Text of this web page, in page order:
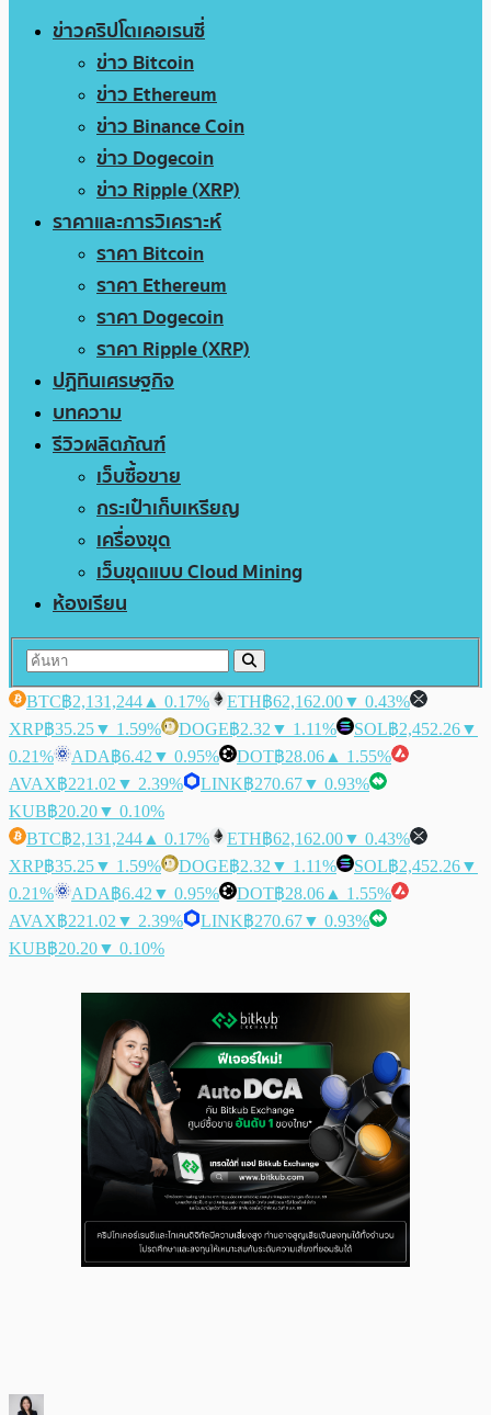
ข่าวคริปโตเคอเรนซี่
ข่าว Bitcoin
ข่าว Ethereum
ข่าว Binance Coin
ข่าว Dogecoin
ข่าว Ripple (XRP)
ราคาและการวิเคราะห์
ราคา Bitcoin
ราคา Ethereum
ราคา Dogecoin
ราคา Ripple (XRP)
ปฏิทินเศรษฐกิจ
บทความ
รีวิวผลิตภัณฑ์
เว็บซื้อขาย
กระเป๋าเก็บเหรียญ
เครื่องขุด
เว็บขุดแบบ Cloud Mining
ห้องเรียน
BTC฿2,131,244 ▲ 0.17% ETH฿62,162.00▼ 0.43%
XRP฿35.25▼ 1.59% DOGE฿2.32 ▼ 1.11% SOL฿2,452.26▼
0.21%
ADA฿6.42 ▼ 0.95% DOT฿28.06 ▲ 1.55%
AVAX฿221.02 ▼ 2.39% LINK฿270.67▼ 0.93%
KUB฿20.20▼ 0.10%
BTC฿2,131,244 ▲ 0.17% ETH฿62,162.00▼ 0.43%
XRP฿35.25▼ 1.59% DOGE฿2.32 ▼ 1.11% SOL฿2,452.26▼
0.21%
ADA฿6.42 ▼ 0.95% DOT฿28.06 ▲ 1.55%
AVAX฿221.02 ▼ 2.39% LINK฿270.67▼ 0.93%
KUB฿20.20▼ 0.10%